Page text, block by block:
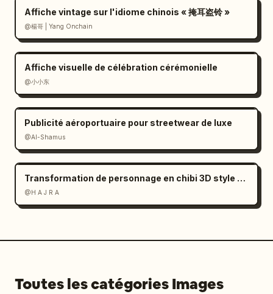
Affiche vintage sur l'idiome chinois « 掩耳盗铃 »
@楊哥 | Yang Onchain
Affiche visuelle de célébration cérémonielle
@小小东
Publicité aéroportuaire pour streetwear de luxe
@Al-Shamus
Transformation de personnage en chibi 3D style Pixar
@H A J R A
Toutes les catégories Images